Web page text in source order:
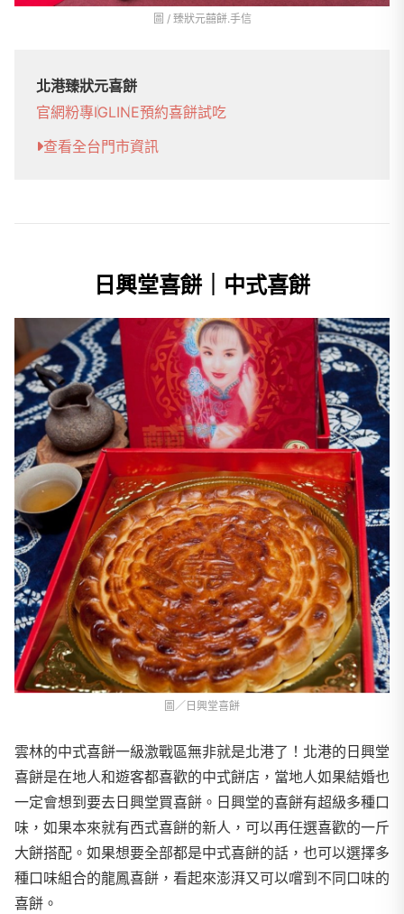
圖 / 臻狀元囍餅.手信
北港臻狀元喜餅
官網粉專IGLINE預約喜餅試吃
查看全台門市資訊
日興堂喜餅｜中式喜餅
圖／日興堂喜餅
雲林的中式喜餅一級激戰區無非就是北港了！北港的日興堂
喜餅是在地人和遊客都喜歡的中式餅店，當地人如果結婚也
一定會想到要去日興堂買喜餅。日興堂的喜餅有超級多種口
味，如果本來就有西式喜餅的新人，可以再任選喜歡的一斤
大餅搭配。如果想要全部都是中式喜餅的話，也可以選擇多
種口味組合的龍鳳喜餅，看起來澎湃又可以嚐到不同口味的
喜餅。